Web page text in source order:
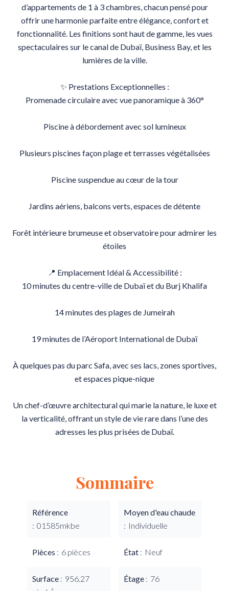
d’appartements de 1 à 3 chambres, chacun pensé pour
offrir une harmonie parfaite entre élégance, confort et
fonctionnalité. Les finitions sont haut de gamme, les vues
spectaculaires sur le canal de Dubaï, Business Bay, et les
lumières de la ville.
✨ Prestations Exceptionnelles :
Promenade circulaire avec vue panoramique à 360°
Piscine à débordement avec sol lumineux
Plusieurs piscines façon plage et terrasses végétalisées
Piscine suspendue au cœur de la tour
Jardins aériens, balcons verts, espaces de détente
Forêt intérieure brumeuse et observatoire pour admirer les
étoiles
📍 Emplacement Idéal & Accessibilité :
10 minutes du centre-ville de Dubaï et du Burj Khalifa
14 minutes des plages de Jumeirah
19 minutes de l’Aéroport International de Dubaï
À quelques pas du parc Safa, avec ses lacs, zones sportives,
et espaces pique-nique
Un chef-d’œuvre architectural qui marie la nature, le luxe et
la verticalité, offrant un style de vie rare dans l’une des
adresses les plus prisées de Dubaï.
Sommaire
Référence
01585mkbe
Pièces 6 pièces
Surface
956.27
Moyen d'eau chaude
Individuelle
État Neuf
Étage 76